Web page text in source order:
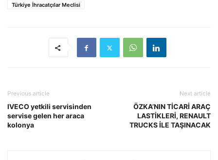
Türkiye İhracatçılar Meclisi
Previous article
IVECO yetkili servisinden
servise gelen her araca
kolonya
Next article
ÖZKA’NIN TİCARİ ARAÇ
LASTİKLERİ, RENAULT
TRUCKS İLE TAŞINACAK